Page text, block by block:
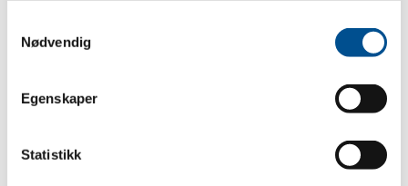
Nødvendig
Egenskaper
Statistikk